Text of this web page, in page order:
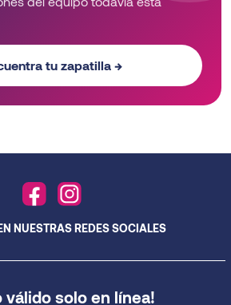
tu zapatilla →
válido solo en línea!
NUESTRAS REDES SOCIALES